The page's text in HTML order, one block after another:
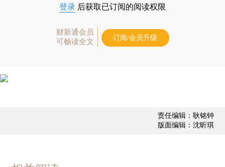
登录 后获取已订阅的阅读权限
财新通会员
可畅读全文
订阅/会员升级
责任编辑：耿铭钟
版面编辑：沈昕琪